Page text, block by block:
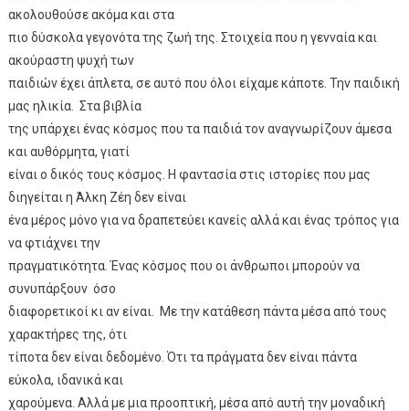
ακολουθούσε ακόμα και στα
πιο δύσκολα γεγονότα της ζωή της. Στοιχεία που η γενναία και
ακούραστη ψυχή των
παιδιών έχει άπλετα, σε αυτό που όλοι είχαμε κάποτε. Την παιδική
μας ηλικία. Στα βιβλία
της υπάρχει ένας κόσμος που τα παιδιά τον αναγνωρίζουν άμεσα
και αυθόρμητα, γιατί
είναι ο δικός τους κόσμος. Η φαντασία στις ιστορίες που μας
διηγείται η Άλκη Ζέη δεν είναι
ένα μέρος μόνο για να δραπετεύει κανείς αλλά και ένας τρόπος για
να φτιάχνει την
πραγματικότητα. Ένας κόσμος που οι άνθρωποι μπορούν να
συνυπάρξουν όσο
διαφορετικοί κι αν είναι. Με την κατάθεση πάντα μέσα από τους
χαρακτήρες της, ότι
τίποτα δεν είναι δεδομένο. Ότι τα πράγματα δεν είναι πάντα
εύκολα, ιδανικά και
χαρούμενα. Αλλά με μια προοπτική, μέσα από αυτή την μοναδική